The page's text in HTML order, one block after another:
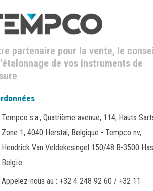
partenaire pour la vente, le
de vos instruments de
Tempco s.a., Quatrième avenue, 114, Hauts
Zone 1, 4040 Herstal, Belgique - Tempco nv,
Hendrick Van Veldekesingel 150/48 B-3500
Belgïe
Appelez-nous au : +32 4 248 92 60 / +32 11